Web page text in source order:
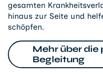
gesamten
hinaus zur Seite und
schöpfen.
Mehr über die
Begleitung